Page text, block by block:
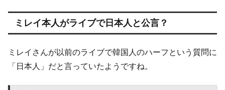
ミレイ本人がライブで日本人と公言？
ミレイさんが以前のライブで韓国人のハーフという質問に
「日本人」だと言っていたようですね。